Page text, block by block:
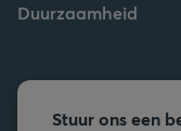
Duurzaamheid
Stuur ons een